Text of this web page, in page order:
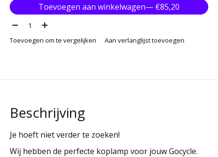
Toevoegen aan winkelwagen
— €85,20
Aantal:
Toevoegen om te vergelijken Aan verlanglijst toevoegen
Beschrijving
Je hoeft niet verder te zoeken!
Wij hebben de perfecte koplamp voor jouw Gocycle.